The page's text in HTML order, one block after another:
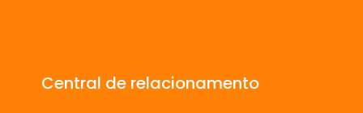
Central de relacionamento